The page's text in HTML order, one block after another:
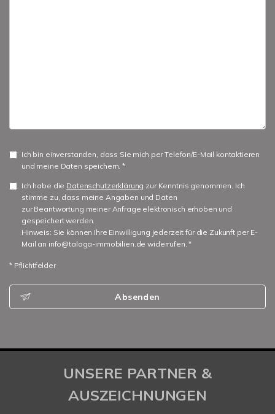
Ich bin einverstanden, dass Sie mich per Telefon/E-Mail kontaktieren
und meine Daten speichern. *
Ich habe die Datenschutzerklärung zur Kenntnis genommen. Ich
stimme zu, dass meine Angaben und Daten
zur Beantwortung meiner Anfrage elektronisch erhoben und
gespeichert werden.
Hinweis: Sie können Ihre Einwilligung jederzeit für die Zukunft per E-
Mail an info@talaga-immobilien.de widerrufen. *
* Pflichtfelder
Absenden
UNSERE PARTNER &
AUSZEICHNUNGEN